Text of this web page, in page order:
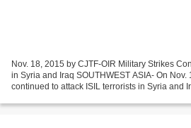
Nov. 18, 2015 by CJTF-OIR Military Strikes
in Syria and Iraq SOUTHWEST ASIA- On
continued to attack ISIL terrorists in Syria and